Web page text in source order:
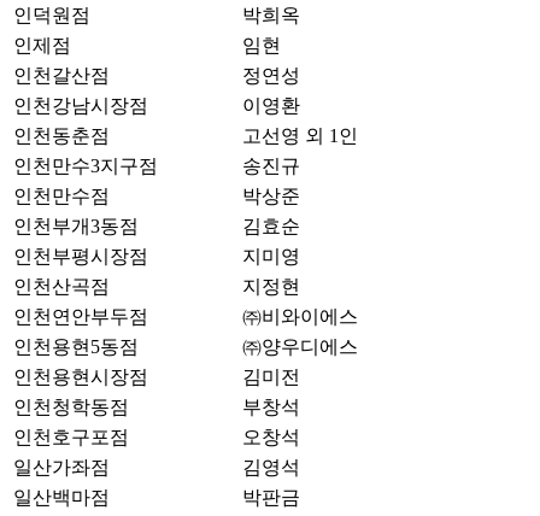
인덕원점
박희옥
인제점
임현
인천갈산점
정연성
인천강남시장점
이영환
인천동춘점
고선영 외 1인
인천만수3지구점
송진규
인천만수점
박상준
인천부개3동점
김효순
인천부평시장점
지미영
인천산곡점
지정현
인천연안부두점
㈜비와이에스
인천용현5동점
㈜양우디에스
인천용현시장점
김미전
인천청학동점
부창석
인천호구포점
오창석
일산가좌점
김영석
일산백마점
박판금